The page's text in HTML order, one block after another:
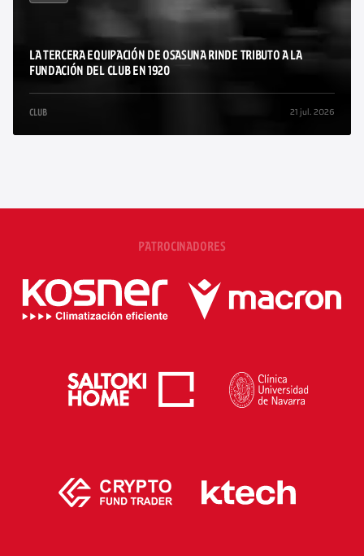
LA TERCERA EQUIPACIÓN DE OSASUNA RINDE TRIBUTO A LA
FUNDACIÓN DEL CLUB EN 1920
CLUB 21 jul. 2026
PATROCINADORES